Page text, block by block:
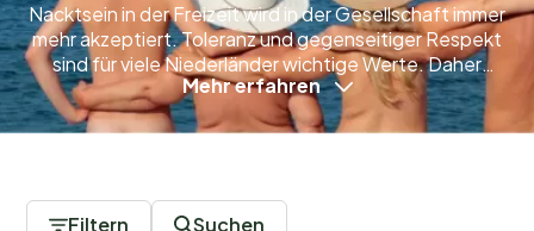
Nacktsein in der Freizeit wird in der Gesellschaft immer
mehr akzeptiert. Toleranz und gegenseitiger Respekt
sind für viele Niederländer wichtige Werte. Daher
entscheiden sich viele auch dafür, ihren Urlaub auf
einem FKK-Campingplatz in den Niederlanden zu
verbringen. Auf einem FKK-Campingplatz ist es völlig
Campingplätze haben feste Regeln zum Nacktsein auf
Mehr erfahren
Filtern Suchen